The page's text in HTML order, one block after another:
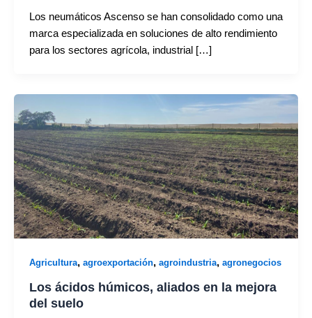
Los neumáticos Ascenso se han consolidado como una
marca especializada en soluciones de alto rendimiento
para los sectores agrícola, industrial […]
Agricultura, agroexportación, agroindustria, agronegocios
Los ácidos húmicos, aliados en la mejora
del suelo